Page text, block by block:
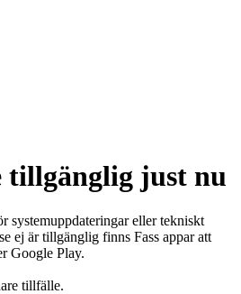
tillgänglig just nu
systemuppdateringar eller tekniskt
ej är tillgänglig finns Fass appar att
Google Play.
tillfälle.